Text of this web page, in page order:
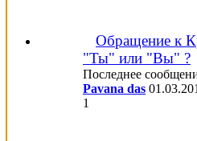
Обращение к
"Ты" или "Вы" ?
Последнее
Pavana das
1